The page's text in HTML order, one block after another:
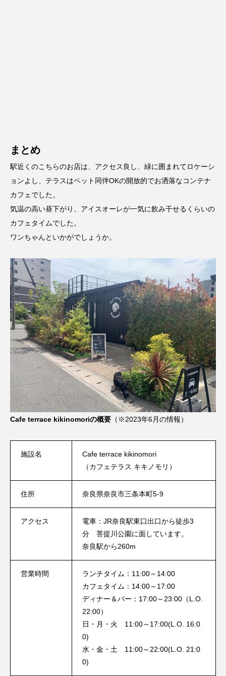
まとめ
駅近くのこちらのお店は、アクセス良し、緑に囲まれてロケーシ
ョンよし、テラスはペット同伴OKの開放的でお洒落なコンテナ
カフェでした。
気温の高い昼下がり、アイスオーレが一気に飲み干せるくらいの
カフェタイムでした。
ワンちゃんといかがでしょうか。
Cafe terrace kikinomoriの概要 （※2023年6月の情報）
施設名
Cafe terrace kikinomori
（カフェテラス キキノモリ）
住所 奈良県奈良市三条本町5-9
アクセス
電車：JR奈良駅東口出口から徒歩3
分 菩提川公園に面しています。
奈良駅から260m
営業時間
ランチタイム：11:00～14:00
カフェタイム：14:00～17:00
ディナー＆バー：17:00～23:00（L.O.
22:00）
日・月・火 11:00～17:00(L.O. 16:0
0)
水・金・土 11:00～22:00(L.O. 21:0
0)